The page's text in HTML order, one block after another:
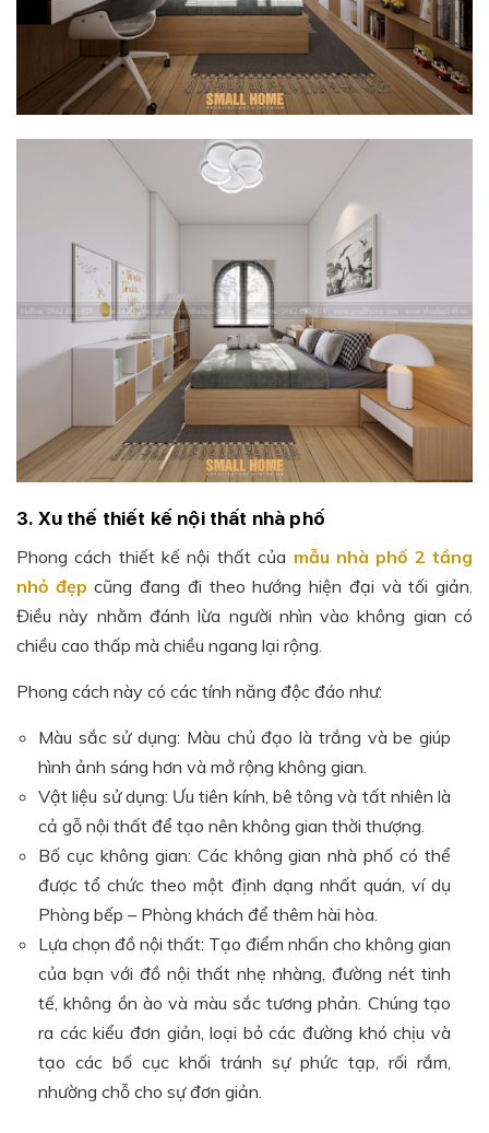
3. Xu thế thiết kế nội thất nhà phố
Phong cách thiết kế nội thất của mẫu nhà phố 2 tầng
nhỏ đẹp cũng đang đi theo hướng hiện đại và tối giản.
Điều này nhằm đánh lừa người nhìn vào không gian có
chiều cao thấp mà chiều ngang lại rộng.
Phong cách này có các tính năng độc đáo như:
Màu sắc sử dụng: Màu chủ đạo là trắng và be giúp
hình ảnh sáng hơn và mở rộng không gian.
Vật liệu sử dụng: Ưu tiên kính, bê tông và tất nhiên là
cả gỗ nội thất để tạo nên không gian thời thượng.
Bố cục không gian: Các không gian nhà phố có thể
được tổ chức theo một định dạng nhất quán, ví dụ
Phòng bếp – Phòng khách để thêm hài hòa.
Lựa chọn đồ nội thất: Tạo điểm nhấn cho không gian
của bạn với đồ nội thất nhẹ nhàng, đường nét tinh
tế, không ồn ào và màu sắc tương phản. Chúng tạo
ra các kiểu đơn giản, loại bỏ các đường khó chịu và
tạo các bố cục khối tránh sự phức tạp, rối rắm,
nhường chỗ cho sự đơn giản.